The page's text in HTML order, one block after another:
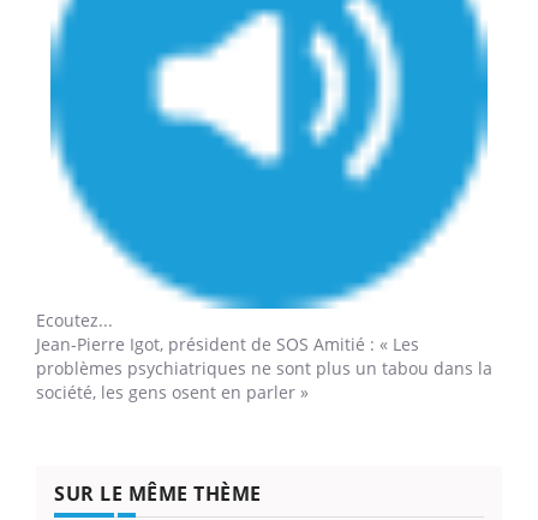
Ecoutez...
Jean-Pierre Igot, président de SOS Amitié : « Les
problèmes psychiatriques ne sont plus un tabou dans la
société, les gens osent en parler »
SUR LE MÊME THÈME